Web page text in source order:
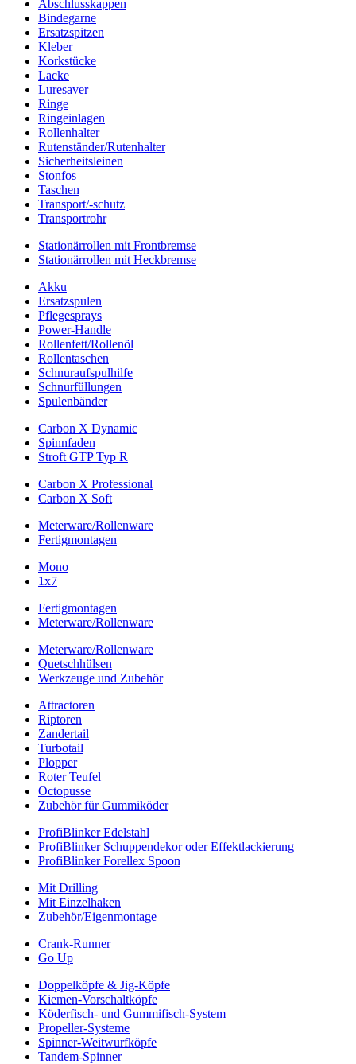
Abschlusskappen
Bindegarne
Ersatzspitzen
Kleber
Korkstücke
Lacke
Luresaver
Ringe
Ringeinlagen
Rollenhalter
Rutenständer/Rutenhalter
Sicherheitsleinen
Stonfos
Taschen
Transport/-schutz
Transportrohr
Stationärrollen mit Frontbremse
Stationärrollen mit Heckbremse
Akku
Ersatzspulen
Pflegesprays
Power-Handle
Rollenfett/Rollenöl
Rollentaschen
Schnuraufspulhilfe
Schnurfüllungen
Spulenbänder
Carbon X Dynamic
Spinnfaden
Stroft GTP Typ R
Carbon X Professional
Carbon X Soft
Meterware/Rollenware
Fertigmontagen
Mono
1x7
Fertigmontagen
Meterware/Rollenware
Meterware/Rollenware
Quetschhülsen
Werkzeuge und Zubehör
Attractoren
Riptoren
Zandertail
Turbotail
Plopper
Roter Teufel
Octopusse
Zubehör für Gummiköder
ProfiBlinker Edelstahl
ProfiBlinker Schuppendekor oder Effektlackierung
ProfiBlinker Forellex Spoon
Mit Drilling
Mit Einzelhaken
Zubehör/Eigenmontage
Crank-Runner
Go Up
Doppelköpfe & Jig-Köpfe
Kiemen-Vorschaltköpfe
Köderfisch- und Gummifisch-System
Propeller-Systeme
Spinner-Weitwurfköpfe
Tandem-Spinner